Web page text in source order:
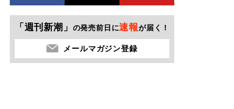
「週刊新潮」 の発売前日に速報が届く！
メールマガジン登録